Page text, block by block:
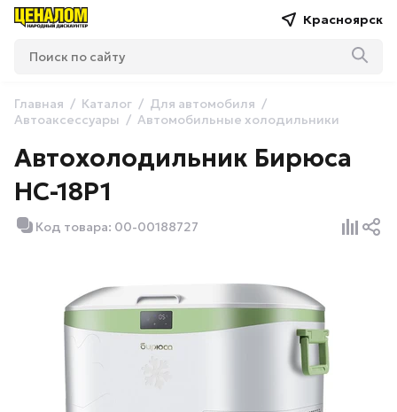
Красноярск
Главная Каталог
Для автомобиля
Автоаксессуары
Автомобильные холодильники
Автохолодильник Бирюса
НС-18P1
Код товара: 00-00188727